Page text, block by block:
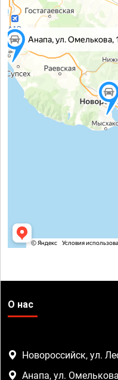
О нас
Новороссийск, ул.
Анапа, ул.